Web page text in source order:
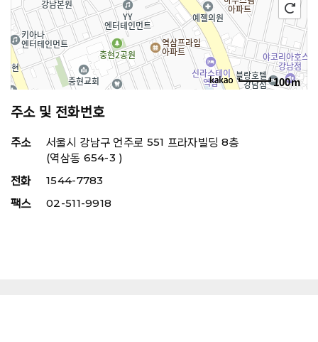
주소 및 전화번호
주소
서울시 강남구 언주로 551 프라자빌딩 8층
(역삼동 654-3 )
전화
1544-7783
팩스
02-511-9918
100m